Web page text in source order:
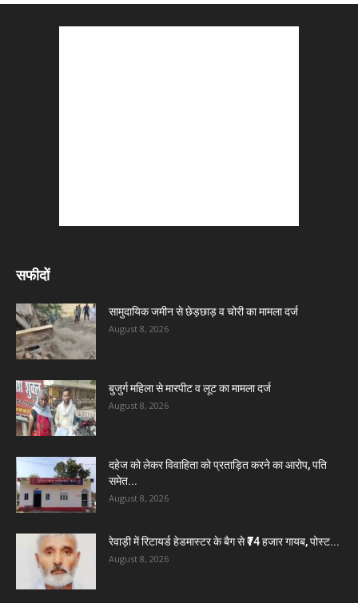
सफीदों
सामुदायिक जमीन से छेड़छाड़ व चोरी का मामला दर्ज
August 8, 2026
बुजुर्ग महिला से मारपीट व लूट का मामला दर्ज
August 8, 2026
दहेज को लेकर विवाहिता को प्रताड़ित करने का आरोप, पति
समेत...
August 8, 2026
रेवाड़ी में रिटायर्ड हेडमास्टर के बैग से ₹74 हजार गायब, पोस्ट...
August 8, 2026